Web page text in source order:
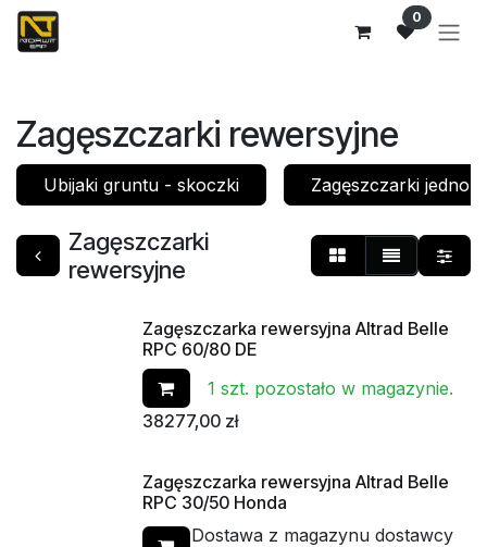
Przejdź do zawartości 0
Zagęszczarki rewersyjne
Ubijaki gruntu - skoczki Zagęszczarki
Zagęszczarki
rewersyjne
Zagęszczarka rewersyjna Altrad Belle
RPC 60/80 DE
1 szt. pozostało w magazynie.
38277,00 zł
Zagęszczarka rewersyjna Altrad Belle
RPC 30/50 Honda
Dostawa z magazynu dostawcy